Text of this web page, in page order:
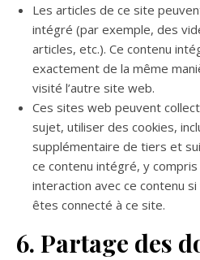
Les articles de ce site
intégré (par exemple, des
articles, etc.). Ce contenu
exactement de la même
visité l’autre site web.
Ces sites web peuvent
sujet, utiliser des cookies,
supplémentaire de tiers et
ce contenu intégré, y
interaction avec ce contenu
êtes connecté à ce site.
6. Partage des